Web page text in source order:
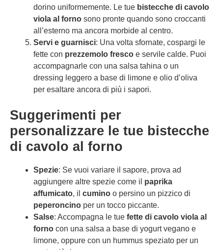
dorino uniformemente. Le tue bistecche di cavolo
viola al forno sono pronte quando sono croccanti
all’esterno ma ancora morbide al centro.
Servi e guarnisci: Una volta sfornate, cospargi le
fette con prezzemolo fresco e servile calde. Puoi
accompagnarle con una salsa tahina o un
dressing leggero a base di limone e olio d’oliva
per esaltare ancora di più i sapori.
Suggerimenti per
personalizzare le tue bistecche
di cavolo al forno
Spezie: Se vuoi variare il sapore, prova ad
aggiungere altre spezie come il paprika
affumicato, il cumino o persino un pizzico di
peperoncino per un tocco piccante.
Salse: Accompagna le tue fette di cavolo viola al
forno con una salsa a base di yogurt vegano e
limone, oppure con un hummus speziato per un